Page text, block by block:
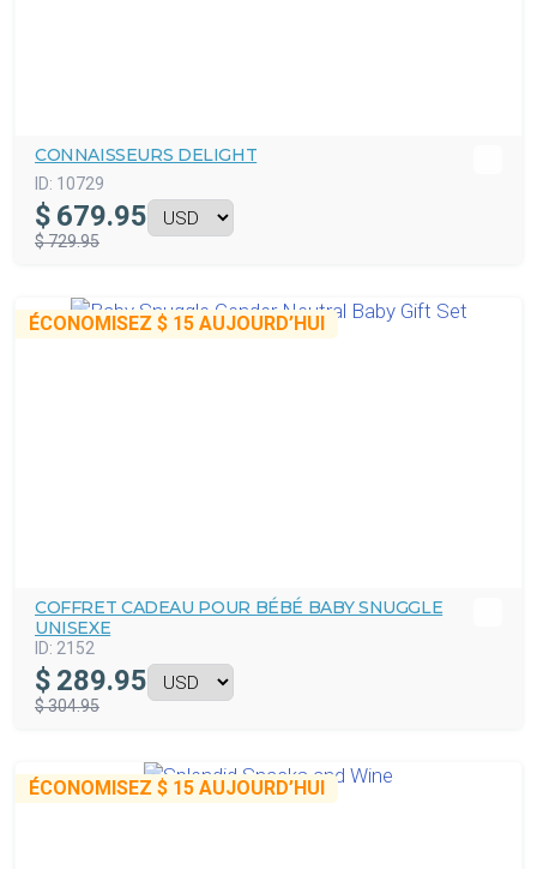
CONNAISSEURS DELIGHT
ID: 10729
$ 679.95
$ 729.95
ÉCONOMISEZ $ 15 AUJOURD’HUI
COFFRET CADEAU POUR BÉBÉ BABY SNUGGLE
UNISEXE
ID: 2152
$ 289.95
$ 304.95
ÉCONOMISEZ $ 15 AUJOURD’HUI